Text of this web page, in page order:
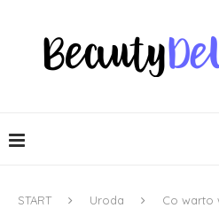
START Uroda
Co warto